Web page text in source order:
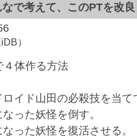
で考えて、このPTを改
）
４体作る方法
イド山田の必殺技を当て
った妖怪を倒す。
った妖怪を復活させる。